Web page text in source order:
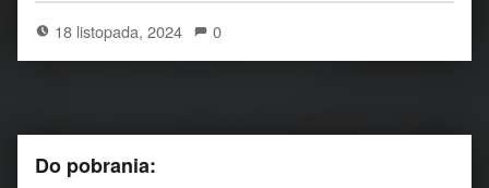
18 listopada, 2024 0
Do pobrania: